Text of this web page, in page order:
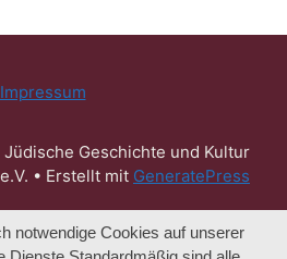
Impressum
Geschichte und Kultur
• Erstellt mit GeneratePress
notwendige Cookies auf unserer